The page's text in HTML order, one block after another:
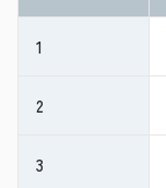
1
2
3